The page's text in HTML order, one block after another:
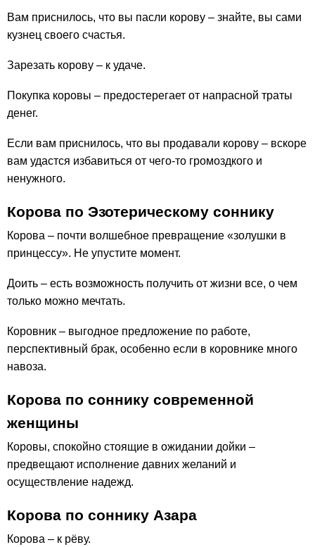
Вам приснилось, что вы пасли корову – знайте, вы сами
кузнец своего счастья.
Зарезать корову – к удаче.
Покупка коровы – предостерегает от напрасной траты
денег.
Если вам приснилось, что вы продавали корову – вскоре
вам удастся избавиться от чего-то громоздкого и
ненужного.
Корова по Эзотерическому соннику
Корова – почти волшебное превращение «золушки в
принцессу». Не упустите момент.
Доить – есть возможность получить от жизни все, о чем
только можно мечтать.
Коровник – выгодное предложение по работе,
перспективный брак, особенно если в коровнике много
навоза.
Корова по соннику современной
женщины
Коровы, спокойно стоящие в ожидании дойки –
предвещают исполнение давних желаний и
осуществление надежд.
Корова по соннику Азара
Корова – к рёву.